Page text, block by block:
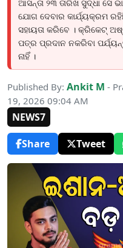
ଆସନ୍ତା ୨୩ ତାରିଖ ସୁଦ୍ଧା ସେ
ଯୋଗ ଦେବାର କାର୍ଯ୍ୟକ୍ରମ
ସହାୟତା କରିବେ । କ୍ରିକେଟ୍
ପତ୍ର ପ୍ରଦାନ ନକରିବା
ନାହିଁ ।
Published By: Ankit M -
19, 2026 09:04 AM
NEWS7
Share
Tweet